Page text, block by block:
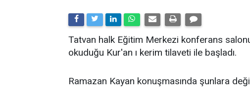
Tatvan halk Eğitim Merkezi konferans
okuduğu Kur'an ı kerim tilaveti ile başladı.
Ramazan Kayan konuşmasında şunlara